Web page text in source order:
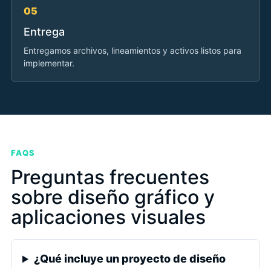
05
Entrega
Entregamos archivos, lineamientos y activos listos para
implementar.
FAQS
Preguntas frecuentes
sobre diseño gráfico y
aplicaciones visuales
¿Qué incluye un proyecto de diseño